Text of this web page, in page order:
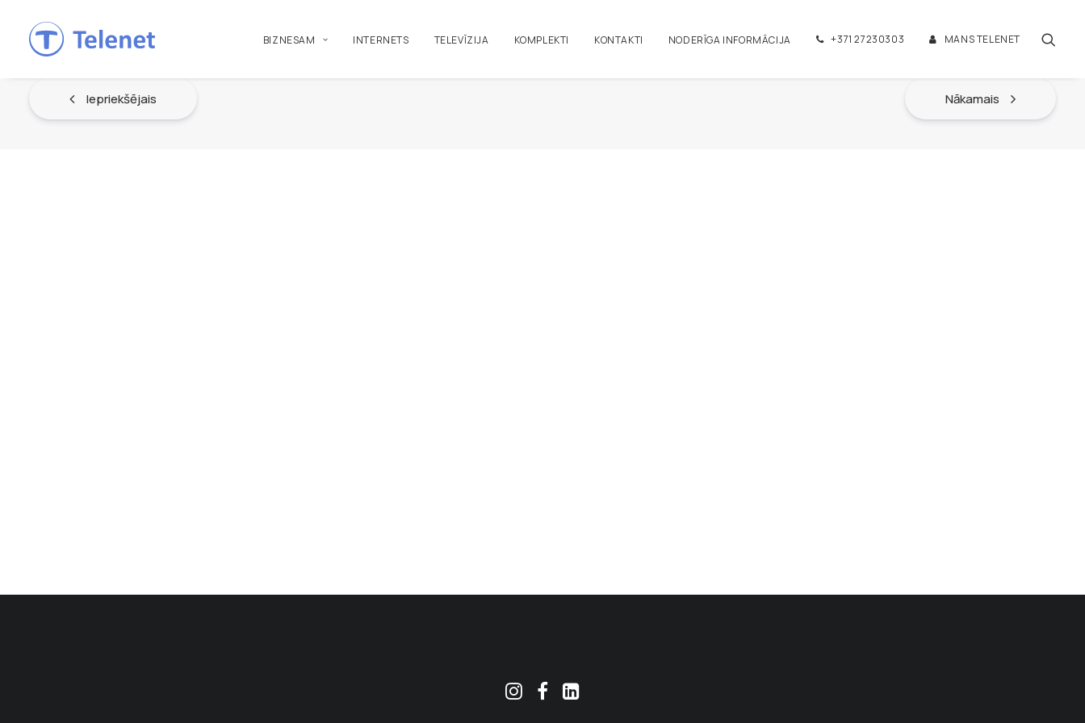
BIZNESAM INTERNETS TELEVĪZIJA KOMPLEKTI KONTAKTI NODERĪGA INFORMĀCIJA +371 27230303 MANS TELENET
Iepriekšējais Nākamais